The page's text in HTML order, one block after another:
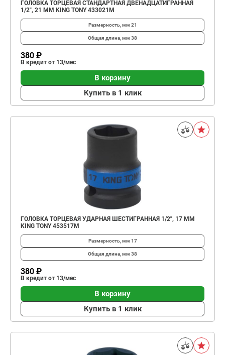
ГОЛОВКА ТОРЦЕВАЯ СТАНДАРТНАЯ ДВЕНАДЦАТИГРАННАЯ
1/2", 21 ММ KING TONY 433021M
Размерность, мм 21
Общая длина, мм 38
380 ₽
В кредит от 13/мес
В корзину
Купить в 1 клик
ГОЛОВКА ТОРЦЕВАЯ УДАРНАЯ ШЕСТИГРАННАЯ 1/2", 17 ММ
KING TONY 453517M
Размерность, мм 17
Общая длина, мм 38
380 ₽
В кредит от 13/мес
В корзину
Купить в 1 клик